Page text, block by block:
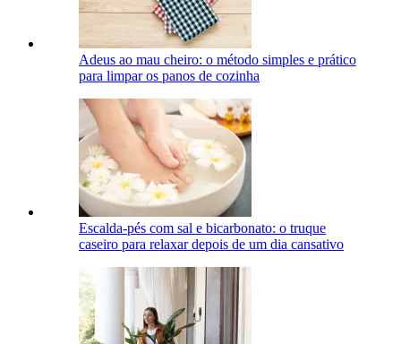
Adeus ao mau cheiro: o método simples e prático
para limpar os panos de cozinha
Escalda-pés com sal e bicarbonato: o truque
caseiro para relaxar depois de um dia cansativo